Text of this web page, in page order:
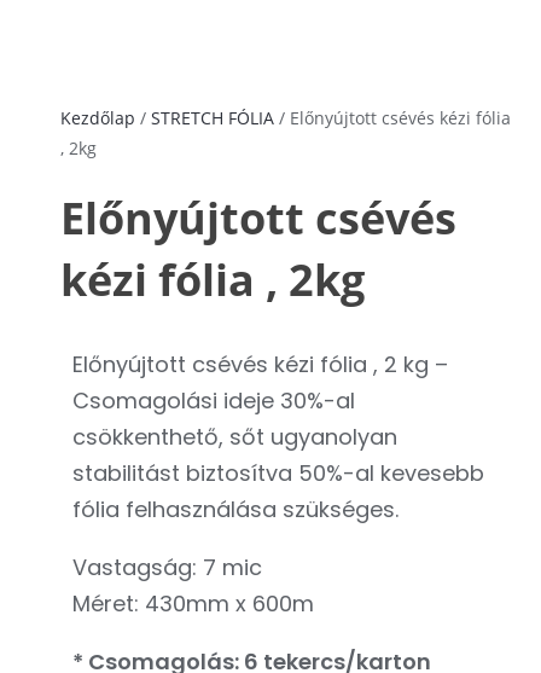
Kezdőlap / STRETCH FÓLIA / Előnyújtott csévés kézi fólia
, 2kg
Előnyújtott csévés
kézi fólia , 2kg
Előnyújtott csévés kézi fólia , 2 kg –
Csomagolási ideje 30%-al
csökkenthető, sőt ugyanolyan
stabilitást biztosítva 50%-al kevesebb
fólia felhasználása szükséges.
Vastagság: 7 mic
Méret: 430mm x 600m
* Csomagolás: 6 tekercs/karton